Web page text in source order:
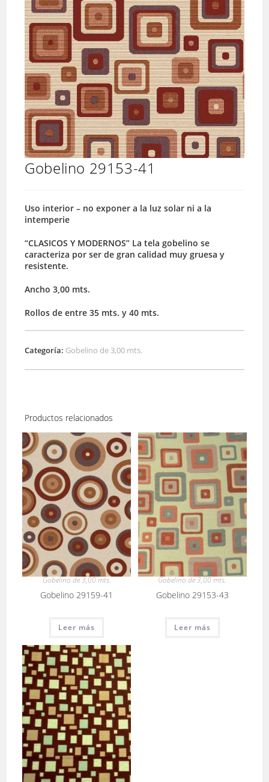
Gobelino 29153-41
Uso interior – no exponer a la luz solar ni a la
intemperie
“CLASICOS Y MODERNOS” La tela gobelino se
caracteriza por ser de gran calidad muy gruesa y
resistente.
Ancho 3,00 mts.
Rollos de entre 35 mts. y 40 mts.
Categoría: Gobelino de 3,00 mts.
Productos relacionados
Gobelino de 3,00 mts.
Gobelino 29159-41
Leer más
Gobelino de 3,00 mts.
Gobelino 29153-43
Leer más